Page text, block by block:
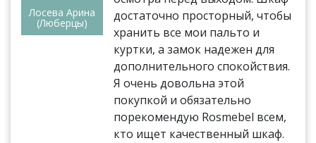
Лосева Арина
(Люберцы)
достаточно просторный, чтобы
хранить все мои пальто и
куртки, а замок надежен для
дополнительного спокойствия.
Я очень довольна этой
покупкой и обязательно
порекомендую Rosmebel всем,
кто ищет качественный шкаф.